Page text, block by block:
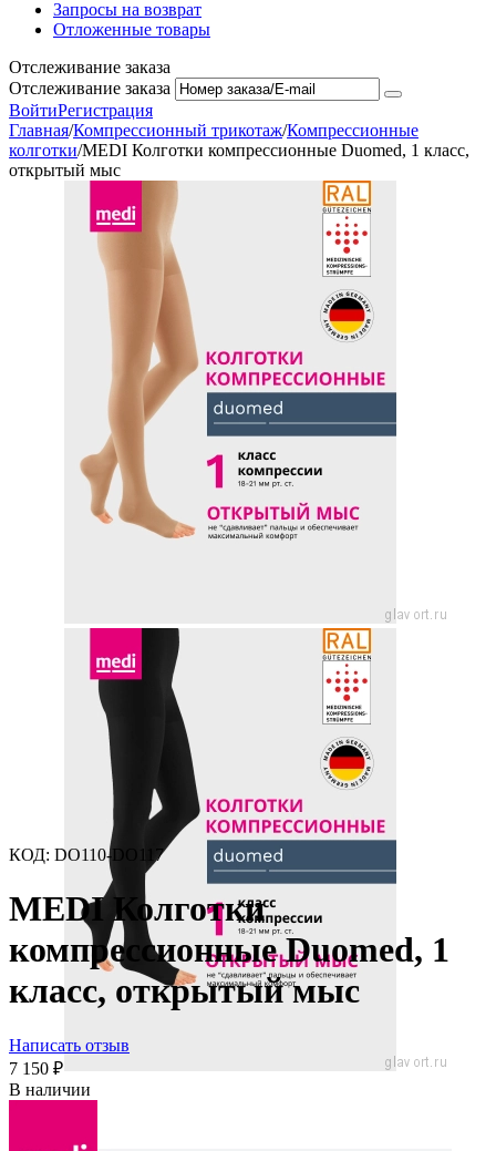
Запросы на возврат
Отложенные товары
Отслеживание заказа
Отслеживание заказа
ВойтиРегистрация
Главная/Компрессионный трикотаж/Компрессионные
колготки/MEDI Колготки компрессионные Duomed, 1 класс,
открытый мыс
КОД: DO110-DO117
MEDI Колготки
компрессионные Duomed, 1
класс, открытый мыс
Написать отзыв
7 150 ₽
В наличии